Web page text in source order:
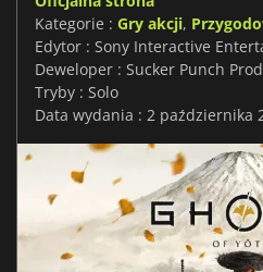
Kategorie : Gry akcji,
Edytor : Sony Interactive
Deweloper : Sucker Punch
Tryby : Solo
Data wydania : 2 października